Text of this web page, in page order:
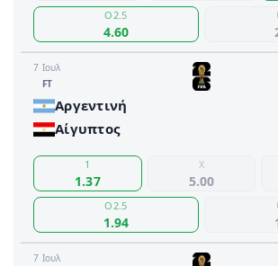
O2.5
4.60
7 Ιουλ
FΤ
Αργεντινή
Αίγυπτος
1
1.37
X
5.00
O2.5
1.94
7 Ιουλ